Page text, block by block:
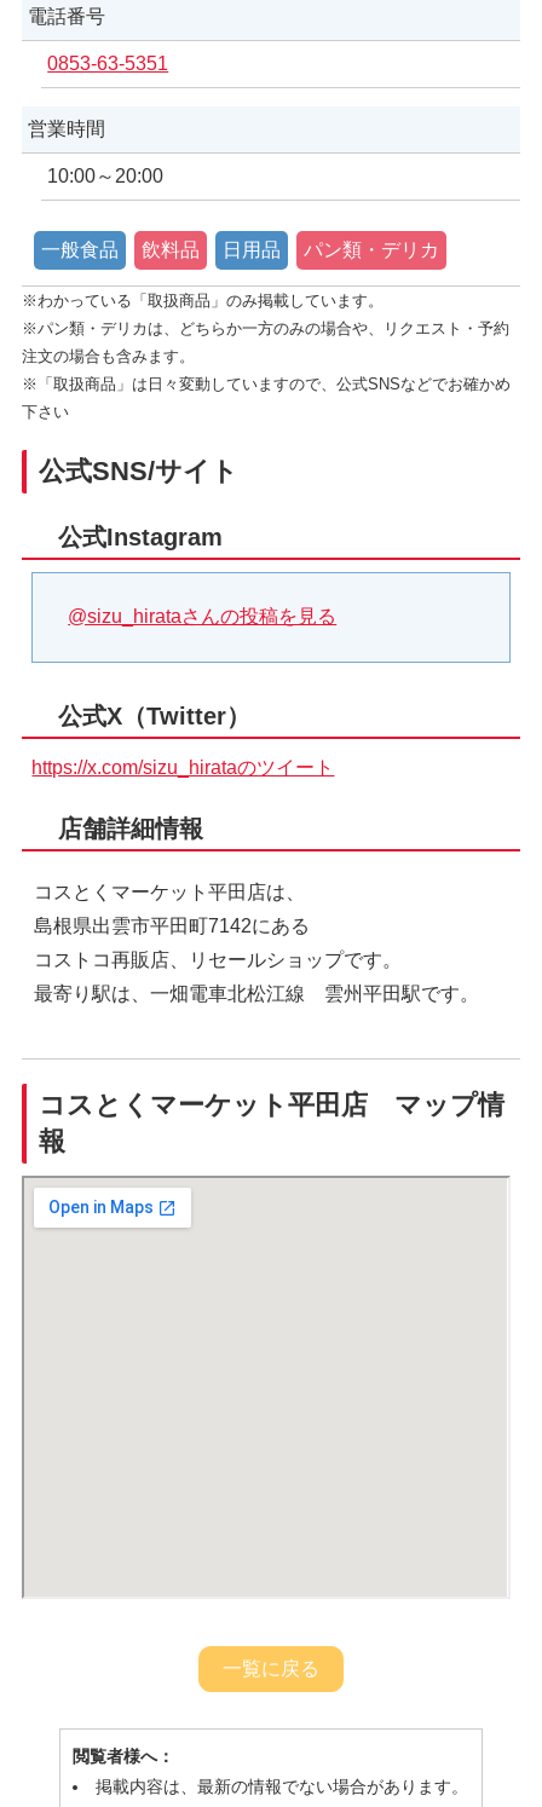
電話番号
0853-63-5351
営業時間
10:00～20:00
一般食品 飲料品 日用品 パン類・デリカ
※わかっている「取扱商品」のみ掲載しています。
※パン類・デリカは、どちらか一方のみの場合や、リクエスト・予約
注文の場合も含みます。
※「取扱商品」は日々変動していますので、公式SNSなどでお確かめ
下さい
公式SNS/サイト
公式Instagram
@sizu_hirataさんの投稿を見る
公式X（Twitter）
https://x.com/sizu_hirataのツイート
店舗詳細情報
コスとくマーケット平田店は、
島根県出雲市平田町7142にある
コストコ再販店、リセールショップです。
最寄り駅は、一畑電車北松江線 雲州平田駅です。
コスとくマーケット平田店 マップ情
報
一覧に戻る
閲覧者様へ：
掲載内容は、最新の情報でない場合があります。